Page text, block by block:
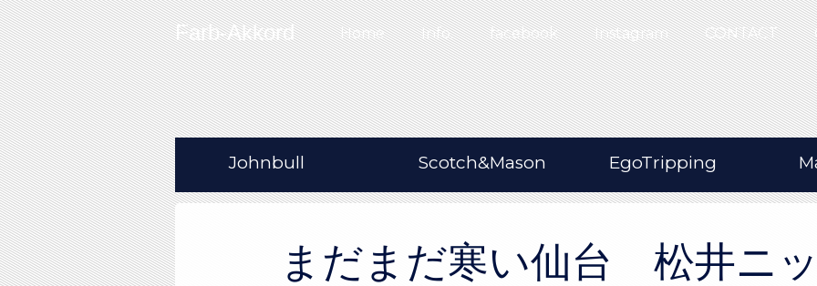
Skip to content
Farb-Akkord Home Info. facebook Instagram CONTACT
Johnbull Scotch&Mason EgoTripping
まだまだ寒い仙台 松井ニ